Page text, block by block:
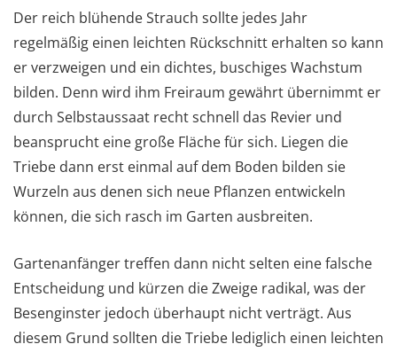
Der reich blühende Strauch sollte jedes Jahr
regelmäßig einen leichten Rückschnitt erhalten so kann
er verzweigen und ein dichtes, buschiges Wachstum
bilden. Denn wird ihm Freiraum gewährt übernimmt er
durch Selbstaussaat recht schnell das Revier und
beansprucht eine große Fläche für sich. Liegen die
Triebe dann erst einmal auf dem Boden bilden sie
Wurzeln aus denen sich neue Pflanzen entwickeln
können, die sich rasch im Garten ausbreiten.
Gartenanfänger treffen dann nicht selten eine falsche
Entscheidung und kürzen die Zweige radikal, was der
Besenginster jedoch überhaupt nicht verträgt. Aus
diesem Grund sollten die Triebe lediglich einen leichten